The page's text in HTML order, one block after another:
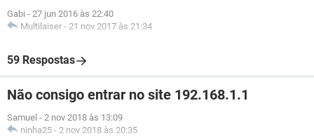
Gabi - 27 jun 2016 às 22:40
Multilaiser - 21 nov 2017 às 21:34
59 Respostas
Não consigo entrar no site 192.168.1.1
Samuel - 2 nov 2018 às 13:09
ninha25 - 2 nov 2018 às 20:35